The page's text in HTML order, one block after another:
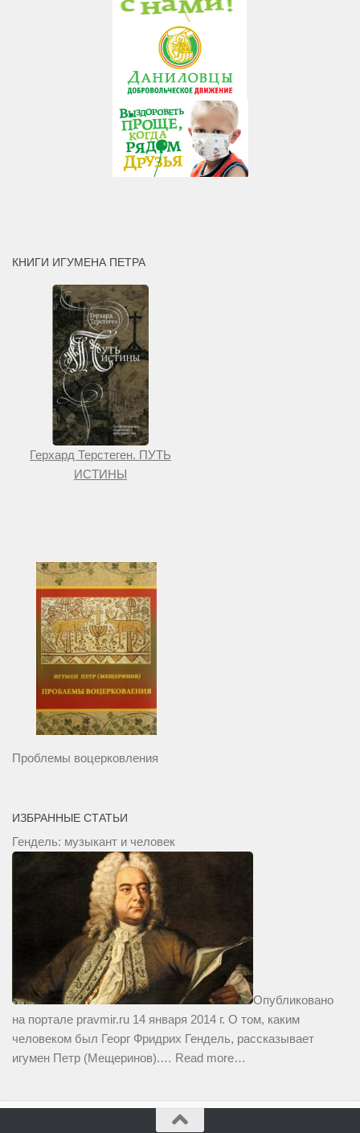
КНИГИ ИГУМЕНА ПЕТРА
Герхард Терстеген. ПУТЬ
ИСТИНЫ
Проблемы воцерковления
ИЗБРАННЫЕ СТАТЬИ
Гендель: музыкант и человек
Опубликовано
на портале pravmir.ru 14 января 2014 г. О том, каким
человеком был Георг Фридрих Гендель, рассказывает
игумен Петр (Мещеринов).… Read more…